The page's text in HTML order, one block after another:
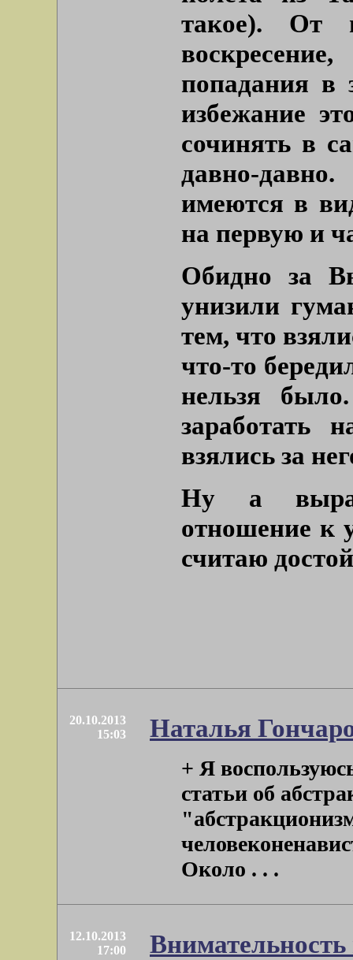
такое). От
попадания в
избежание
сочинять в
давно-
имеются в
на первую и
Обидно за
унизили
тем, что
что-то
нельзя
заработать
взялись за
Ну а
отношение к
считаю
20.10.2013
15:03
Наталья
+ Я
статьи об
Около . . .
12.10.2013
17:00